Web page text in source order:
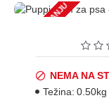
NEMA NA STANJU
NEMA NA
Težina: 0.50kg